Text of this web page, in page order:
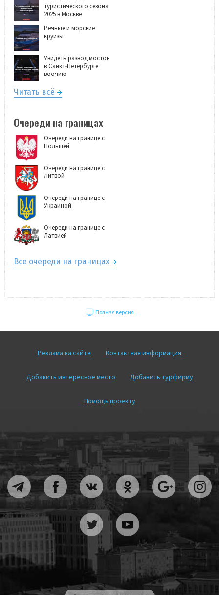
туристического сезона
2025 в Москве
Речные и морские
круизы
Увидеть развод мостов
в Санкт-Петербурге
воочию
Читать всё
Очереди на границах
Очереди на границе с
Польшей
Очереди на границе с
Литвой
Очереди на границе с
Украиной
Очереди на границе с
Латвией
Все очереди на границах
Полная версия
Реклама на сайте Контактная информация
Добавить интересное место Добавить турфирму
Помощь проекту